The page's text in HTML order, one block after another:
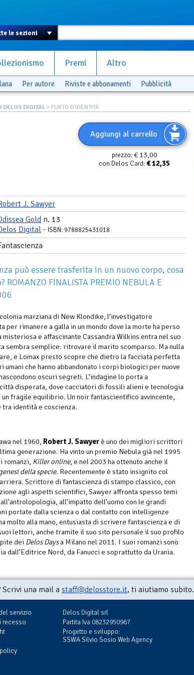
Premi Altro
Per autore Riviste e abbonamenti Pubblicità
DELOS DIGITAL > FURTO D'IDENTITÀ
Aggiungi al carrello
prezzo:€ 13,00
con Delos Card: €12,35
J. Sawyer
Gold n. 13
Digital- ISBN: 9788825431018
può essere trasferita in un nuovo corpo, cosa
FINALISTA PREMIO NEBULA E
marziana di New Klondike, l’investigatore
per rimanere a galla in un mondo dove la morte ha perso
misteriosa e affascinante Cassandra Wilkins entra nel suo
sembra semplice: ritrovare il marito scomparso. Ma nulla
e Lomax presto scopre che dietro la facciata perfetta
che hanno abbandonato i corpi biologici per nuove
oscuri segreti. L’indagine lo porta a
disperata, dove cacciatori di fossili alieni e tecnologia
un fragile equilibrio. Un noir fantascientifico avvincente,
identità e coscienza.
nel 1960, Robert J. Sawyerè uno dei migliori scrittori
generazione. Ha vinto un premio Nebula già nel 1995
romanzi, Killer online, e nel 2003 ha ottenuto anche il
della specie. Recentemente è stato insignito col
Scrittore di fantascienza di stampo classico, con
agli aspetti scientifici, Sawyer affronta spesso temi
all’impatto dell’uomo con le grandi
portate dalla scienza o dal contatto con intelligenze
molto alla mano, entusiasta di scrivere fantascienza e di
lettori, anche tramite il suo sito personale il suo profilo
dei Delos Daysa Milano nel 2011. I suoi romanzi sono
dall’Editrice Nord, da Fanucci e soprattutto da Urania.
Scrivi una mail astaff@delosstore.it, ti aiutiamo subito.
servizio
recesso
Delos Digital srl
Partita Iva 08232950967
Progetto e sviluppo:
SSWA Silvio Sosio Web Agency